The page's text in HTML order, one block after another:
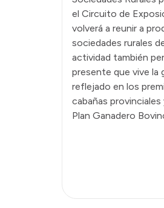
el Circuito de
volverá a reunir a
sociedades rurales
actividad también
presente que vive la
reflejado en los
cabañas
Plan Ganadero